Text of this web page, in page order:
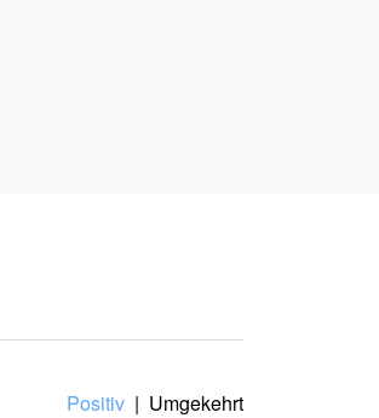
Positiv | Umgekehrt